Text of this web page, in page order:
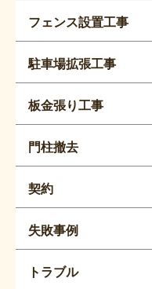
フェンス設置工事
駐車場拡張工事
板金張り工事
門柱撤去
契約
失敗事例
トラブル